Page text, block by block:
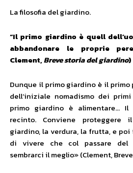
La filosofia del giardino.
“Il primo giardino è quell
abbandonare le proprie
Clement,Breve storia del giardino)
Dunque il primo giardino è il primo
dell’iniziale nomadismo dei
primo giardino è alimentare…
recinto. Conviene proteggere
giardino, la verdura, la frutta, e poi
di vivere che col passare del
sembrarci il meglio» (Clement,